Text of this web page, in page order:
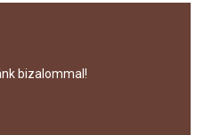
bizalommal!